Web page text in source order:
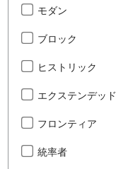
モダン
ブロック
ヒストリック
エクステンデッド
フロンティア
統率者